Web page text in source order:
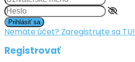
Prihlásiť sa
Nemáte účet? Zaregistrujte sa TU!
Registrovať